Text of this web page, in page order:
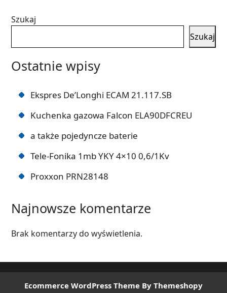
Szukaj
Szukaj
Ostatnie wpisy
Ekspres De’Longhi ECAM 21.117.SB
Kuchenka gazowa Falcon ELA90DFCREU
a także pojedyncze baterie
Tele-Fonika 1mb YKY 4×10 0,6/1Kv
Proxxon PRN28148
Najnowsze komentarze
Brak komentarzy do wyświetlenia.
Ecommerce WordPress Theme By Themeshopy